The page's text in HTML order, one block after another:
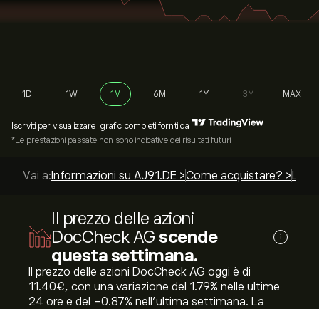
1D 1W 1M 6M 1Y 3Y MAX
Iscriviti per visualizzare i grafici completi forniti da
*Le prestazioni passate non sono indicative dei risultati futuri
Vai a: Informazioni su AJ91.DE >Come acquistare? > Le
Il prezzo delle azioni
DocCheck AG scende
questa settimana.
i
Il prezzo delle azioni DocCheck AG oggi è di
11.40‎€‎, con una variazione del ‎1.79‎% nelle ultime
24 ore e del ‎-0.87‎% nell'ultima settimana. La